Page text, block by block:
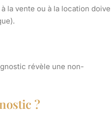
la vente ou à la location
révèle une non-
?